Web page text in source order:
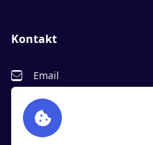
Kontakt
Email
Facebook
Twitter